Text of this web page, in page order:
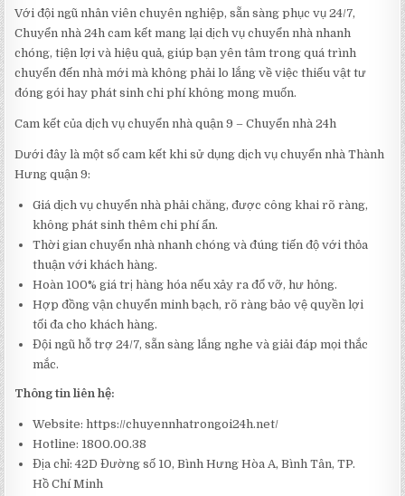
Với đội ngũ nhân viên chuyên nghiệp, sẵn sàng phục vụ 24/7,
Chuyển nhà 24h cam kết mang lại dịch vụ chuyển nhà nhanh
chóng, tiện lợi và hiệu quả, giúp bạn yên tâm trong quá trình
chuyển đến nhà mới mà không phải lo lắng về việc thiếu vật tư
đóng gói hay phát sinh chi phí không mong muốn.
Cam kết của dịch vụ chuyển nhà quận 9 – Chuyển nhà 24h
Dưới đây là một số cam kết khi sử dụng dịch vụ chuyển nhà Thành
Hưng quận 9:
Giá dịch vụ chuyển nhà phải chăng, được công khai rõ ràng,
không phát sinh thêm chi phí ẩn.
Thời gian chuyển nhà nhanh chóng và đúng tiến độ với thỏa
thuận với khách hàng.
Hoàn 100% giá trị hàng hóa nếu xảy ra đổ vỡ, hư hỏng.
Hợp đồng vận chuyển minh bạch, rõ ràng bảo vệ quyền lợi
tối đa cho khách hàng.
Đội ngũ hỗ trợ 24/7, sẵn sàng lắng nghe và giải đáp mọi thắc
mắc.
Thông tin liên hệ:
Website: https://chuyennhatrongoi24h.net/
Hotline: 1800.00.38
Địa chỉ: 42D Đường số 10, Bình Hưng Hòa A, Bình Tân, TP.
Hồ Chí Minh